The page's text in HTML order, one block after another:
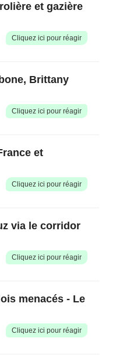
et gazière
Cliquez ici pour réagir️
Brittany
Cliquez ici pour réagir️
et
Cliquez ici pour réagir️
via le corridor
Cliquez ici pour réagir️
menacés - Le
Cliquez ici pour réagir️